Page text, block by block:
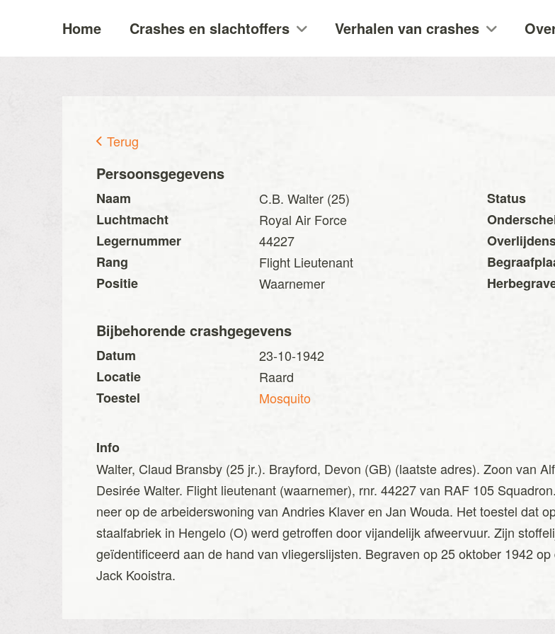
Home Crashes en slachtoffers Verhalen van crashes
Terug
Persoonsgegevens
Naam
C.B. Walter (25)
Luchtmacht
Royal Air Force
Legernummer
44227
Rang
Flight Lieutenant
Positie
Waarnemer
Status
Bijbehorende crashgegevens
Datum
23-10-1942
Locatie
Raard
Toestel
Mosquito
Info
Walter, Claud Bransby (25 jr.). Brayford, Devon (GB) (laatste adres). Zoon van
Desirée Walter. Flight lieutenant (waarnemer), rnr. 44227 van RAF 105
neer op de arbeiderswoning van Andries Klaver en Jan Wouda. Het toestel dat
staalfabriek in Hengelo (O) werd getroffen door vijandelijk afweervuur. Zijn
geïdentificeerd aan de hand van vliegerslijsten. Begraven op 25 oktober 1942
Jack Kooistra.